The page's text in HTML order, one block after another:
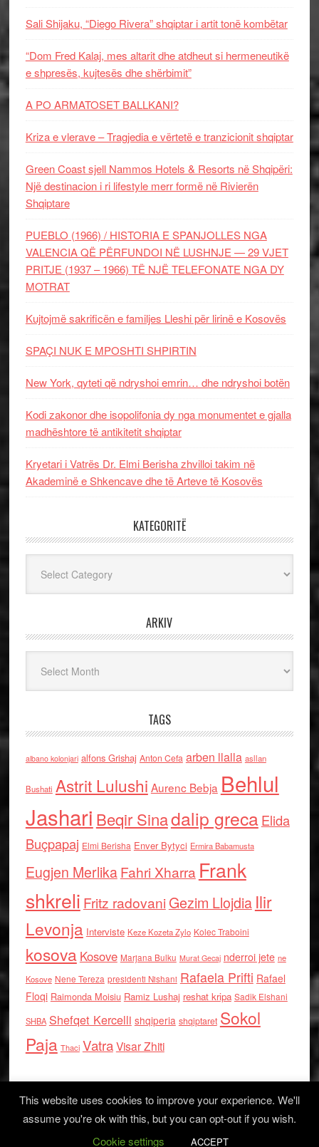
Sali Shijaku, “Diego Rivera” shqiptar i artit tonë kombëtar
“Dom Fred Kalaj, mes altarit dhe atdheut si hermeneutikë
e shpresës, kujtesës dhe shërbimit”
A PO ARMATOSET BALLKANI?
Kriza e vlerave – Tragjedia e vërtetë e tranzicionit shqiptar
Green Coast sjell Nammos Hotels & Resorts në Shqipëri:
Një destinacion i ri lifestyle merr formë në Rivierën
Shqiptare
PUEBLO (1966) / HISTORIA E SPANJOLLES NGA
VALENCIA QË PËRFUNDOI NË LUSHNJE — 29 VJET
PRITJE (1937 – 1966) TË NJË TELEFONATE NGA DY
MOTRAT
Kujtojmë sakrificën e familjes Lleshi për lirinë e Kosovës
SPAÇI NUK E MPOSHTI SHPIRTIN
New York, qyteti që ndryshoi emrin… dhe ndryshoi botën
Kodi zakonor dhe isopolifonia dy nga monumentet e gjalla
madhështore të antikitetit shqiptar
Kryetari i Vatrës Dr. Elmi Berisha zhvilloi takim në
Akademinë e Shkencave dhe të Arteve të Kosovës
KATEGORITË
ARKIV
TAGS
albano kolonjari alfons Grishaj Anton Cefa arben llalla asllan
Bushati Astrit Lulushi Aurenc Bebja Behlul
Jashari Beqir Sinadalip grecaElida
Buçpapaj Elmi Berisha Enver Bytyci Ermira Babamusta
Eugjen MerlikaFahri Xharra Frank
shkreli Fritz radovaniGezim Llojdia Ilir
Levonja Interviste Keze Kozeta Zylo Kolec Traboini
kosova Kosove Marjana Bulku Murat Gecaj nderroi jete ne
Kosove Nene Tereza presidenti Nishani Rafaela Prifti Rafael
Floqi Raimonda Moisiu Ramiz Lushaj reshat kripa Sadik Elshani
SHBA Shefqet Kercelli shqiperia shqiptaret Sokol
Paja Thaci VatraVisar Zhiti
Log in
This website uses cookies to improve your experience. We'll
assume you're ok with this, but you can opt-out if you wish.
Cookie settings
ACCEPT